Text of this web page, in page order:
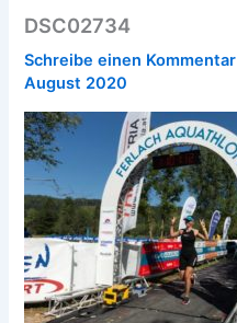
DSC02734
Schreibe einen Kommentar
August 2020